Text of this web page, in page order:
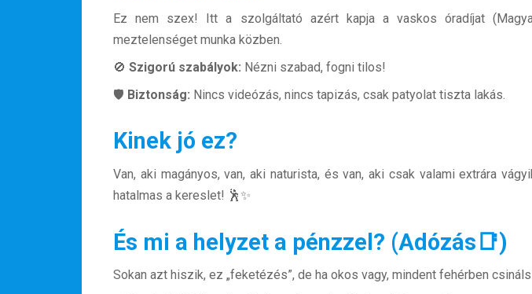
Ez nem szex! Itt a szolgáltató azért kapja a vaskos óradíjat
meztelenséget munka közben.
🚫 Szigorú szabályok: Nézni szabad, fogni tilos!
🛡️ Biztonság: Nincs videózás, nincs tapizás, csak patyolat tiszta lakás.
Kinek jó ez?
Van, aki magányos, van, aki naturista, és van, aki csak valami extrára
hatalmas a kereslet! 🕺✨
És mi a helyzet a pénzzel? (Adózás📑)
Sokan azt hiszik, ez „feketézés”, de ha okos vagy, mindent fehérben